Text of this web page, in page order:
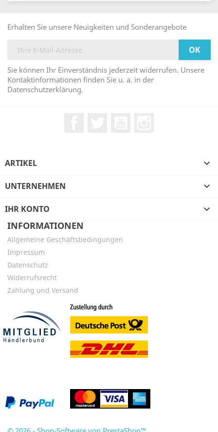
Erhalten Sie unsere Neuigkeiten und Sonderangebote
Sie können Ihr Einverständnis jederzeit widerrufen. Unsere
Kontaktinformationen finden Sie u. a. in der
Datenschutzerklärung.
ARTIKEL 
UNTERNEHMEN 
IHR KONTO

INFORMATIONEN
Allgemeine Geschäftsbedingungen
Impressum
Datenschutz
Widerrufsrecht
Zahlung und Versand